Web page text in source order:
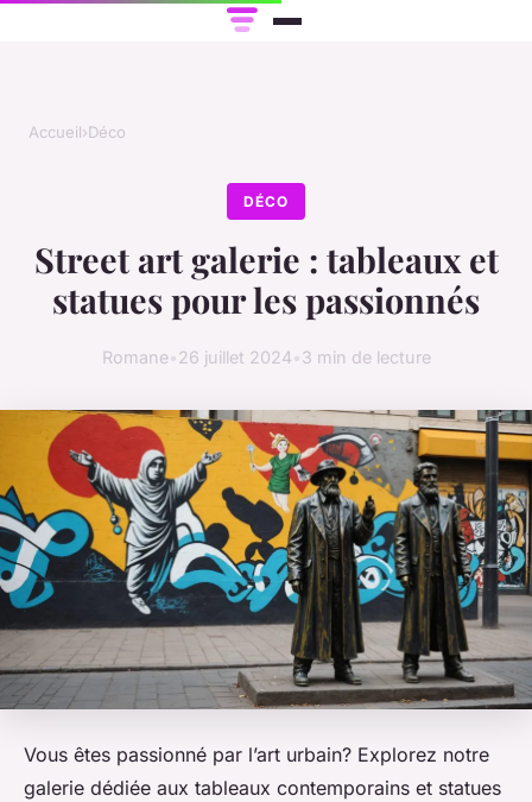
Accueil›Déco
DÉCO
Street art galerie : tableaux et
statues pour les passionnés
Romane• 26 juillet 2024 3 min de lecture
Vous êtes passionné par l’art urbain? Explorez notre
galerie dédiée aux tableaux contemporains et statues